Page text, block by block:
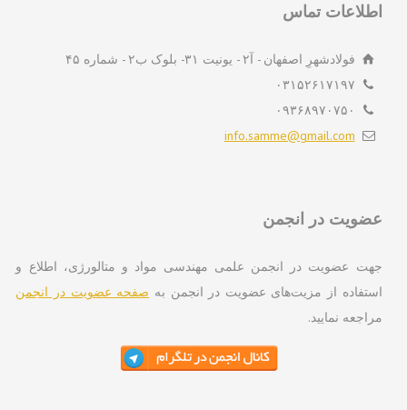
تماس
فولادشهرِ اصفهان - آ۲ - یونیت ۳۱- بلوک ب۲ - شماره ۴۵
۰۳۱۵۲۶۱۷۱۹۷
۰۹۳۶۸۹۷۰۷۵۰
info.samme@gmail.com
در انجمن
عضویت در انجمن علمی مهندسی مواد و متالورژی، اطلاع و
از مزیت‌های عضویت در انجمن بهصفحه عضویت در انجمن
نمایید.